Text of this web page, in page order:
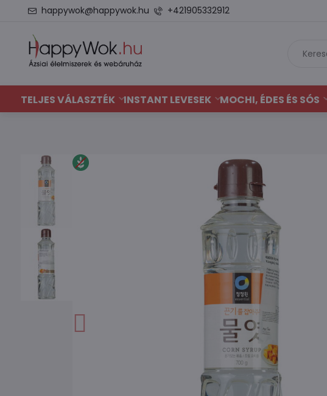
happywok@happywok.hu +421905332912
TELJES VÁLASZTÉK INSTANT LEVESEK MOCHI, ÉDES ÉS SÓS